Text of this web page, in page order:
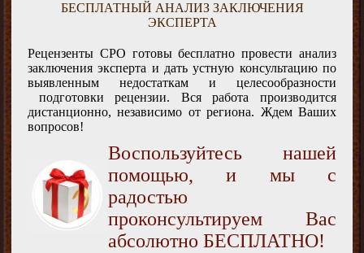
БЕСПЛАТНЫЙ АНАЛИЗ ЗАКЛЮЧЕНИЯ
ЭКСПЕРТА
Рецензенты СРО готовы бесплатно провести анализ
заключения эксперта и дать устную консультацию по
выявленным недостаткам и целесообразности
подготовки рецензии. Вся работа производится
дистанционно, независимо от региона. Ждем Ваших
вопросов!
Воспользуйтесь нашей
помощью, и мы с
радостью
проконсультируем Вас
абсолютно БЕСПЛАТНО!